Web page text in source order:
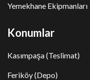
Yemekhane Ekipmanları
Konumlar
Kasımpaşa (Teslimat)
Feriköy (Depo)